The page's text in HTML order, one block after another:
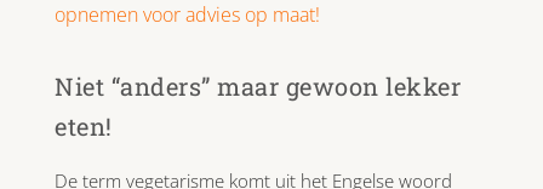
opnemen voor advies op maat!
Niet “anders” maar gewoon lekker
eten!
De term vegetarisme komt uit het Engelse woord